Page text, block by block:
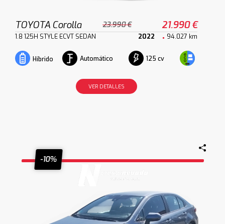
TOYOTA Corolla 23.990 € 21.990 €
1.8 125H STYLE ECVT SEDAN 2022 94.027 km
Híbrido Automático 125 cv
VER DETALLES
-10%